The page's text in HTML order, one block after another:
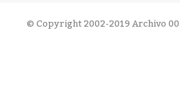
© Copyright 2002-2019 Archivo